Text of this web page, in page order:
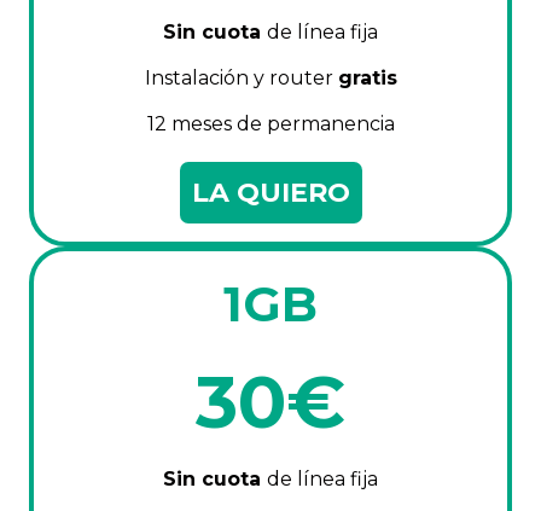
Sin cuota de línea fija
Instalación y router gratis
12 meses de permanencia
LA QUIERO
1GB
30€
Sin cuota de línea fija